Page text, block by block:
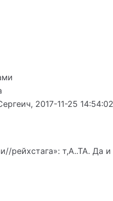
2017-11-25 14:54:02
т,А..ТА. Да и в